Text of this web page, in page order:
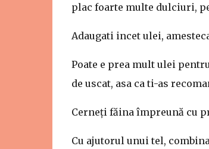
plac foarte multe dulciuri,
Adaugati incet ulei,
Poate e prea mult ulei
de uscat, asa ca ti-as
Cerneți făina împreună cu
Cu ajutorul unui tel,